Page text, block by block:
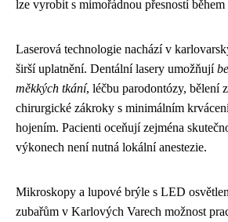
lze vyrobit s mimořádnou přesností
Laserová technologie nachází v
širší uplatnění. Dentální lasery umožňují
měkkých tkání, léčbu parodontózy, bělení
chirurgické zákroky s minimálním
hojením. Pacienti oceňují zejména
výkonech není nutná lokální anestezie.
Mikroskopy a lupové brýle s LED
zubařům v Karlových Varech možnost